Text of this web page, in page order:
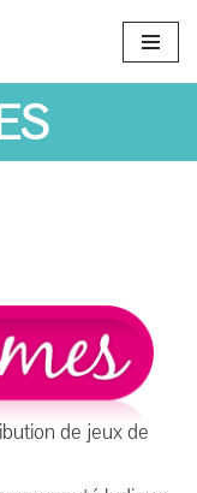
de jeux de